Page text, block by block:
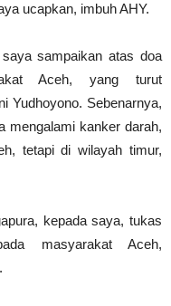
ucapkan, imbuh AHY.
sampaikan atas doa
Aceh, yang turut
Yudhoyono. Sebenarnya,
mengalami kanker darah,
tetapi di wilayah timur,
kepada saya, tukas
masyarakat Aceh,